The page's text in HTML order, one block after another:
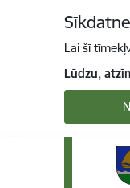
Lai šī
Lūdzu,